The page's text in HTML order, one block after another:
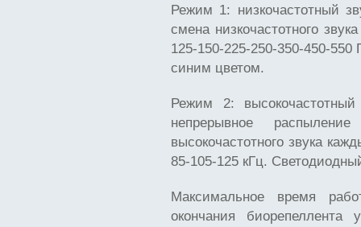
Режим 1: низкочастотный
смена низкочастотного
125-150-225-250-350-450-
синим цветом.
Режим 2:
непрерывное
высокочастотного звука
85-105-125 кГц.
Максимальное время
окончания биорепеллента